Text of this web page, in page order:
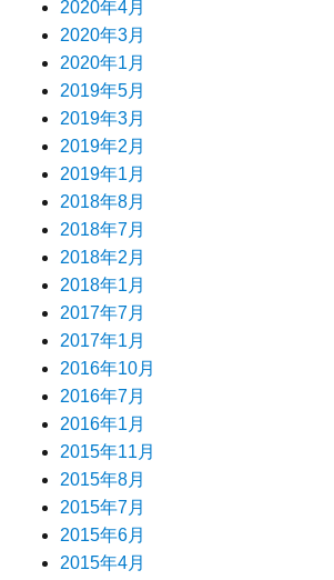
2020年4月
2020年3月
2020年1月
2019年5月
2019年3月
2019年2月
2019年1月
2018年8月
2018年7月
2018年2月
2018年1月
2017年7月
2017年1月
2016年10月
2016年7月
2016年1月
2015年11月
2015年8月
2015年7月
2015年6月
2015年4月